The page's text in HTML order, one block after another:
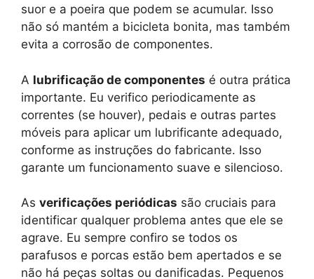
suor e a poeira que podem se acumular. Isso
não só mantém a bicicleta bonita, mas também
evita a corrosão de componentes.
A lubrificação de componentes é outra prática
importante. Eu verifico periodicamente as
correntes (se houver), pedais e outras partes
móveis para aplicar um lubrificante adequado,
conforme as instruções do fabricante. Isso
garante um funcionamento suave e silencioso.
As verificações periódicas são cruciais para
identificar qualquer problema antes que ele se
agrave. Eu sempre confiro se todos os
parafusos e porcas estão bem apertados e se
não há peças soltas ou danificadas. Pequenos